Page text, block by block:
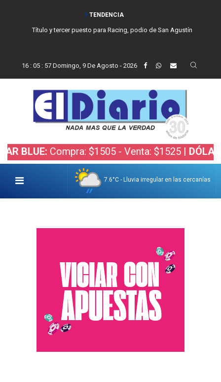
TENDENCIA
Título y tercer puesto para Racing, podio de San Agustín
16 : 05 : 58 Domingo, 9 De Agosto - 2026
Compra: $1505 - Venta: $1525 |DÓLAR BOLSA:
7.6°C - Lluvia irregular en las cercanías